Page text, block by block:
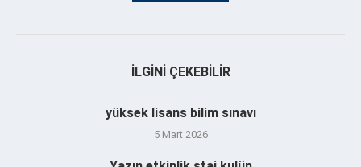
İLGINI ÇEKEBILIR
yüksek lisans bilim sınavı
5 Mart 2026